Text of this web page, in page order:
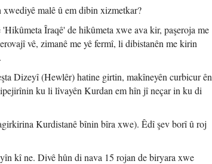
malê û em dibin xizmetkar?
Îraqê' de hikûmeta xwe ava kir, paşeroja me
vê, zimanê me yê fermî, li dibistanên me kirin
Dizeyî (Hewlêr) hatine girtin, makîneyên curbicur ên
ku li lîvayên Kurdan em hîn jî neçar in ku di
Kurdistanê bînin bîra xwe). Êdî şev borî û roj
kî ne. Divê hûn di nava 15 rojan de biryara xwe